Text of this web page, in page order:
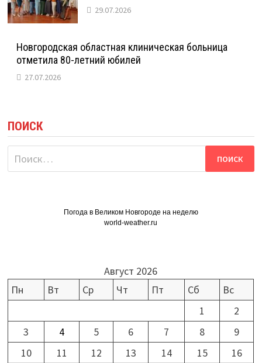
29.07.2026
Новгородская областная клиническая больница
отметила 80-летний юбилей
27.07.2026
ПОИСК
Найти:
Погода в Великом Новгороде на неделю
world-weather.ru
Август 2026
Пн
Вт Ср Чт Пт Сб
Вс
1
2
3
4 5 6 7 8
9
10
11 12 13 14 15
16